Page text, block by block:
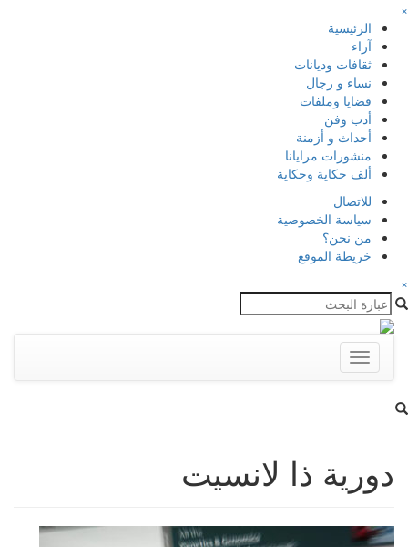
×
الرئيسية
آراء
ثقافات وديانات
نساء و رجال
قضايا وملفات
أدب وفن
أحداث و أزمنة
منشورات مرايانا
ألف حكاية وحكاية
للاتصال
سياسة الخصوصية
من نحن؟
خريطة الموقع
×
Toggle
navigation
دورية ذا لانسيت